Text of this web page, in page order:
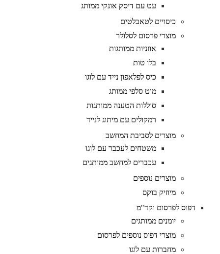
עט עם דיסק אונקי ממותג
כיסויים לטאבלטים
מוצרי פרסום לסלולר
אוזניות ממותגות
בלו טות
כיס לפלאפון נייד עם לוגו
מוט סלפי ממותג
סוללות הטענה ממותגות
רמקולים עם מיתוג לנייד
מוצרים לסביבת המחשב
משטחים לעכבר עם לוגו
עכברים למחשב ממותגים
מוצרים נוספים
מיוזיק בוקס
דפוס לפרסום וקד"מ
יומנים ממותגים
מוצרי דפוס נוספים לפרסום
מחברות עם לוגו